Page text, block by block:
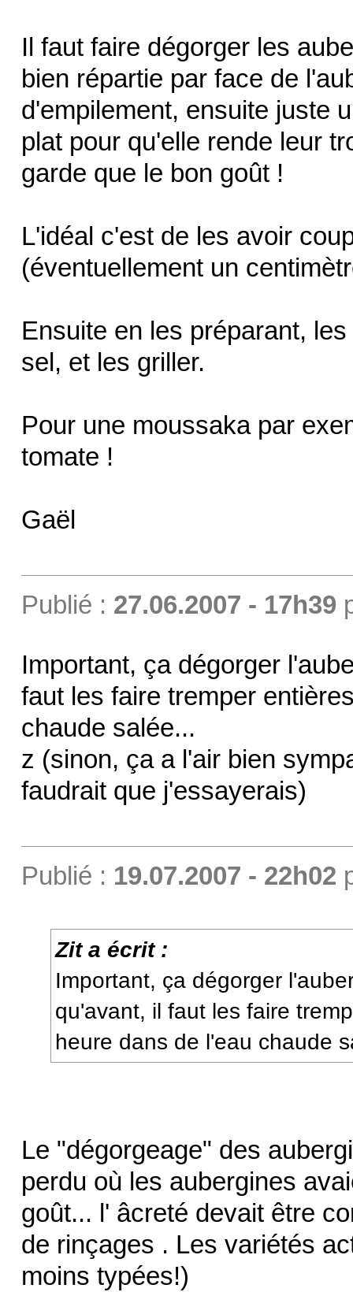
Il faut faire dégorger les
bien répartie par face de
d'empilement, ensuite juste
plat pour qu'elle rende leur
garde que le bon goût !
L'idéal c'est de les avoir
(éventuellement un
Ensuite en les préparant,
sel, et les griller.
Pour une moussaka par
tomate !
Gaël
Publié : 27.06.2007 - 17h39
Important, ça dégorger
faut les faire tremper
chaude salée...
z (sinon, ça a l'air bien
faudrait que j'essayerais)
Publié : 19.07.2007 - 22h02
Zit a écrit :
Important, ça dégorger
qu'avant, il faut les faire
heure dans de l'eau chaude
Le "dégorgeage" des
perdu où les aubergines
goût... l' âcreté devait être
de rinçages . Les variétés
moins typées!)